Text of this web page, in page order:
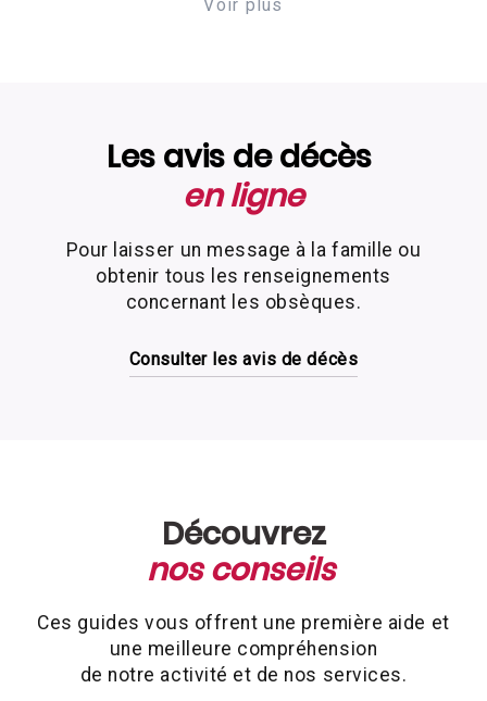
Voir plus
les démarches administratives avec les
Maison Plessis vous accompagne pour
tous types d’obsèques
L’agence Maison Plessis à Percy-en-
des obsèques, qu’il s’agisse d’une inhumation
ou d’une crémation. Nous vous guidons dans
les choix à faire, que ce soit pour une
en respectant les volontés de votre proche et
soutenus par des porteurs, maîtres de
cérémonie, thanatopracteurs et marbriers,
vous accompagnent pour rendre un hommage
nous chargeons de tout, depuis la prise en
charge du défunt, les soins de conservation,
jusqu’à l’organisation de cérémonies sur-
Les avis de décès
en ligne
Pour laisser un message à la famille ou
obtenir tous les renseignements
concernant les obsèques.
Consulter les avis de décès
Découvrez
nos conseils
Ces guides vous offrent une première aide et
une meilleure compréhension
de notre activité et de nos services.